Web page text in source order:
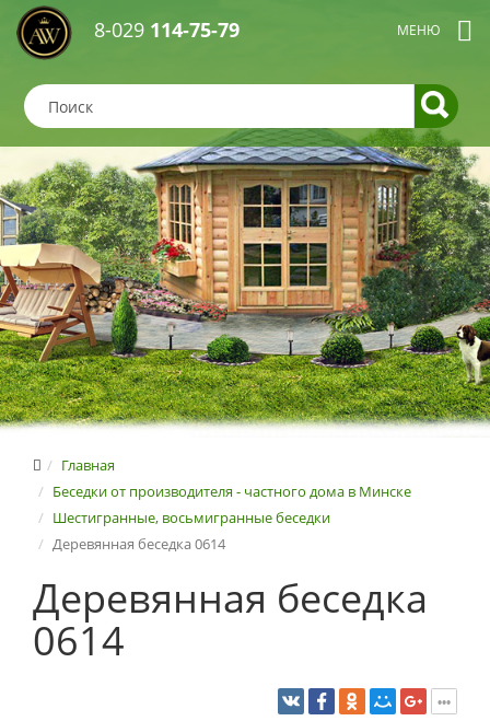
8-029 114-75-79
Главная
Беседки от производителя - частного дома в Минске
Шестигранные, восьмигранные беседки
Деревянная беседка 0614
Деревянная беседка
0614